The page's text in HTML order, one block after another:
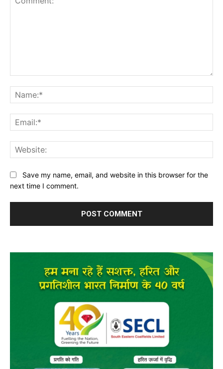
Save my name, email, and website in this browser for the
next time I comment.